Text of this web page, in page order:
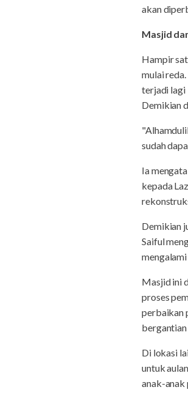
akan
Masjid
Hampir
mulai
terjadi lagi
Demikian
sudah
Ia
kepada
Demikian
Saiful
Masjid ini
proses
perbaikan
Di lokasi
untuk
anak-anak